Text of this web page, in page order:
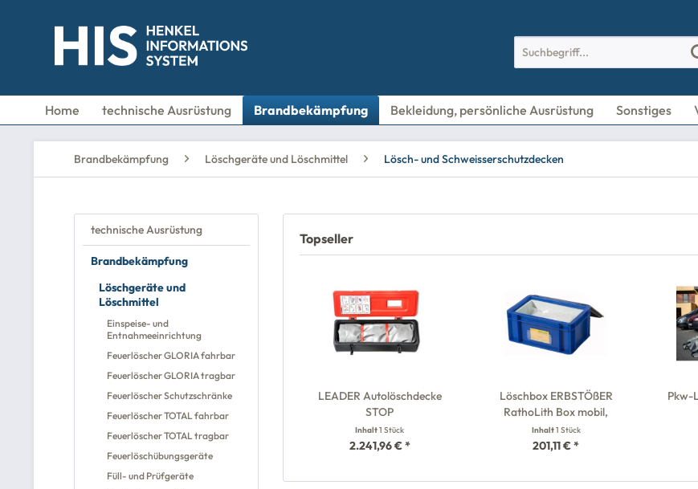
Home technische Ausrüstung Brandbekämpfung Bekleidung, persönliche Ausrüstung Sonstiges
Brandbekämpfung Löschgeräte und Löschmittel Lösch- und Schweisserschutzdecken
technische Ausrüstung
Brandbekämpfung
Löschgeräte und
Löschmittel
Einspeise- und
Entnahmeeinrichtung
Feuerlöscher GLORIA fahrbar
Feuerlöscher GLORIA tragbar
Feuerlöscher Schutzschränke
Feuerlöscher TOTAL fahrbar
Feuerlöscher TOTAL tragbar
Feuerlöschübungsgeräte
Füll- und Prüfgeräte
Topseller
LEADER Autolöschdecke
STOP
Inhalt1 Stück
2.241,96 € *
Löschbox ERBSTÖßER
RathoLith Box mobil,
Inhalt1 Stück
201,11 € *
Pkw-